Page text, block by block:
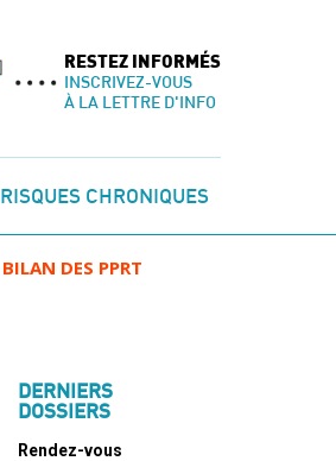
RESTEZ INFORMÉS
INSCRIVEZ-VOUS
À LA LETTRE D'INFO
RISQUES CHRONIQUES
BILAN DES PPRT
DERNIERS
DOSSIERS
Rendez-vous